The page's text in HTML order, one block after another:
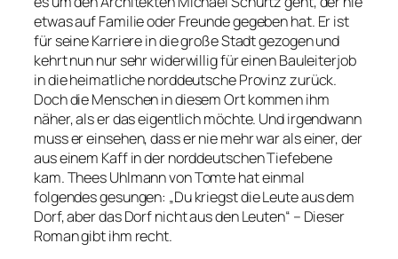
etwas auf Familie oder Freunde gegeben hat. Er ist
für seine Karriere in die große Stadt gezogen und
kehrt nun nur sehr widerwillig für einen Bauleiterjob
in die heimatliche norddeutsche Provinz zurück.
Doch die Menschen in diesem Ort kommen ihm
näher, als er das eigentlich möchte. Und irgendwann
muss er einsehen, dass er nie mehr war als einer, der
aus einem Kaff in der norddeutschen Tiefebene
kam. Thees Uhlmann von Tomte hat einmal
folgendes gesungen: „Du kriegst die Leute aus dem
Dorf, aber das Dorf nicht aus den Leuten“ – Dieser
Roman gibt ihm recht.